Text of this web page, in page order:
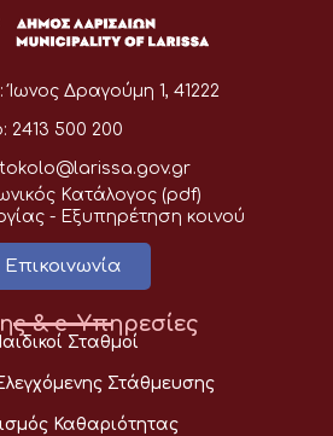
Ίωνος Δραγούμη 1, 41222
2413 500 200
Κατάλογος (pdf)
- Eξυπηρέτηση κοινού
Επικοινωνία
& e-Υπηρεσίες
Σταθμοί
Στάθμευσης
Καθαριότητας